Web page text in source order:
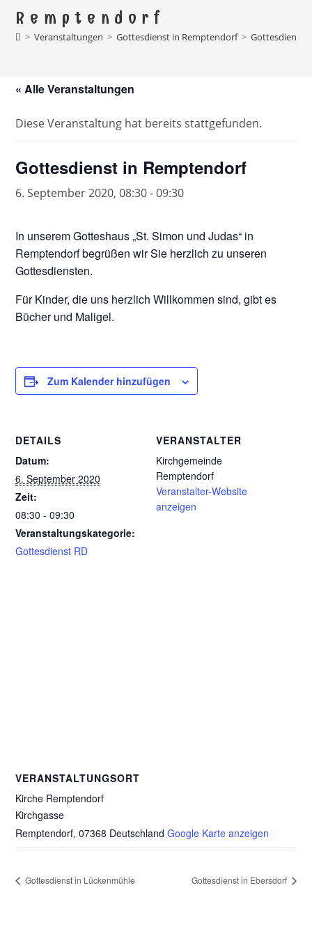
Remptendorf
> Veranstaltungen > Gottesdienst in Remptendorf > Gottesdienst
« Alle Veranstaltungen
Diese Veranstaltung hat bereits stattgefunden.
Gottesdienst in Remptendorf
6. September 2020, 08:30-09:30
In unserem Gotteshaus „St. Simon und Judas“ in
Remptendorf begrüßen wir Sie herzlich zu unseren
Gottesdiensten.
Für Kinder, die uns herzlich Willkommen sind, gibt es
Bücher und Maligel.
Zum Kalender hinzufügen
DETAILS
Datum:
6. September 2020
Zeit:
08:30 - 09:30
Veranstaltungskategorie:
Gottesdienst RD
VERANSTALTER
Kirchgemeinde
Remptendorf
Veranstalter-Website
anzeigen
VERANSTALTUNGSORT
Kirche Remptendorf
Kirchgasse
Remptendorf, 07368 Deutschland Google Karte anzeigen
Gottesdienst in Lückenmühle Gottesdienst in Ebersdorf